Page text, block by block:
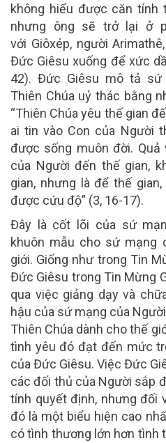
không hiểu được căn tính
nhưng ông sẽ trở lại ở
với Giôxép, người
Đức Giêsu xuống để xức
42). Đức Giêsu mô tả
Thiên Chúa uỷ thác bằng
“Thiên Chúa yêu thế gian
ai tin vào Con của Người
được sống muôn đời. Quả
của Người đến thế gian,
gian, nhưng là để thế
được cứu độ” (3, 16-17).
Đây là cốt lõi của sứ
khuôn mẫu cho sứ mạng
giới. Giống như trong Tin
Đức Giêsu trong Tin Mừng
qua việc giảng dạy và
hậu của sứ mạng của
Thiên Chúa dành cho thế
tình yêu đó đạt đến mức
của Đức Giêsu. Việc Đức
các đối thủ của Người sắp
tính quyết định, nhưng đối
đó là một biểu hiện cao
có tình thương lớn hơn tình